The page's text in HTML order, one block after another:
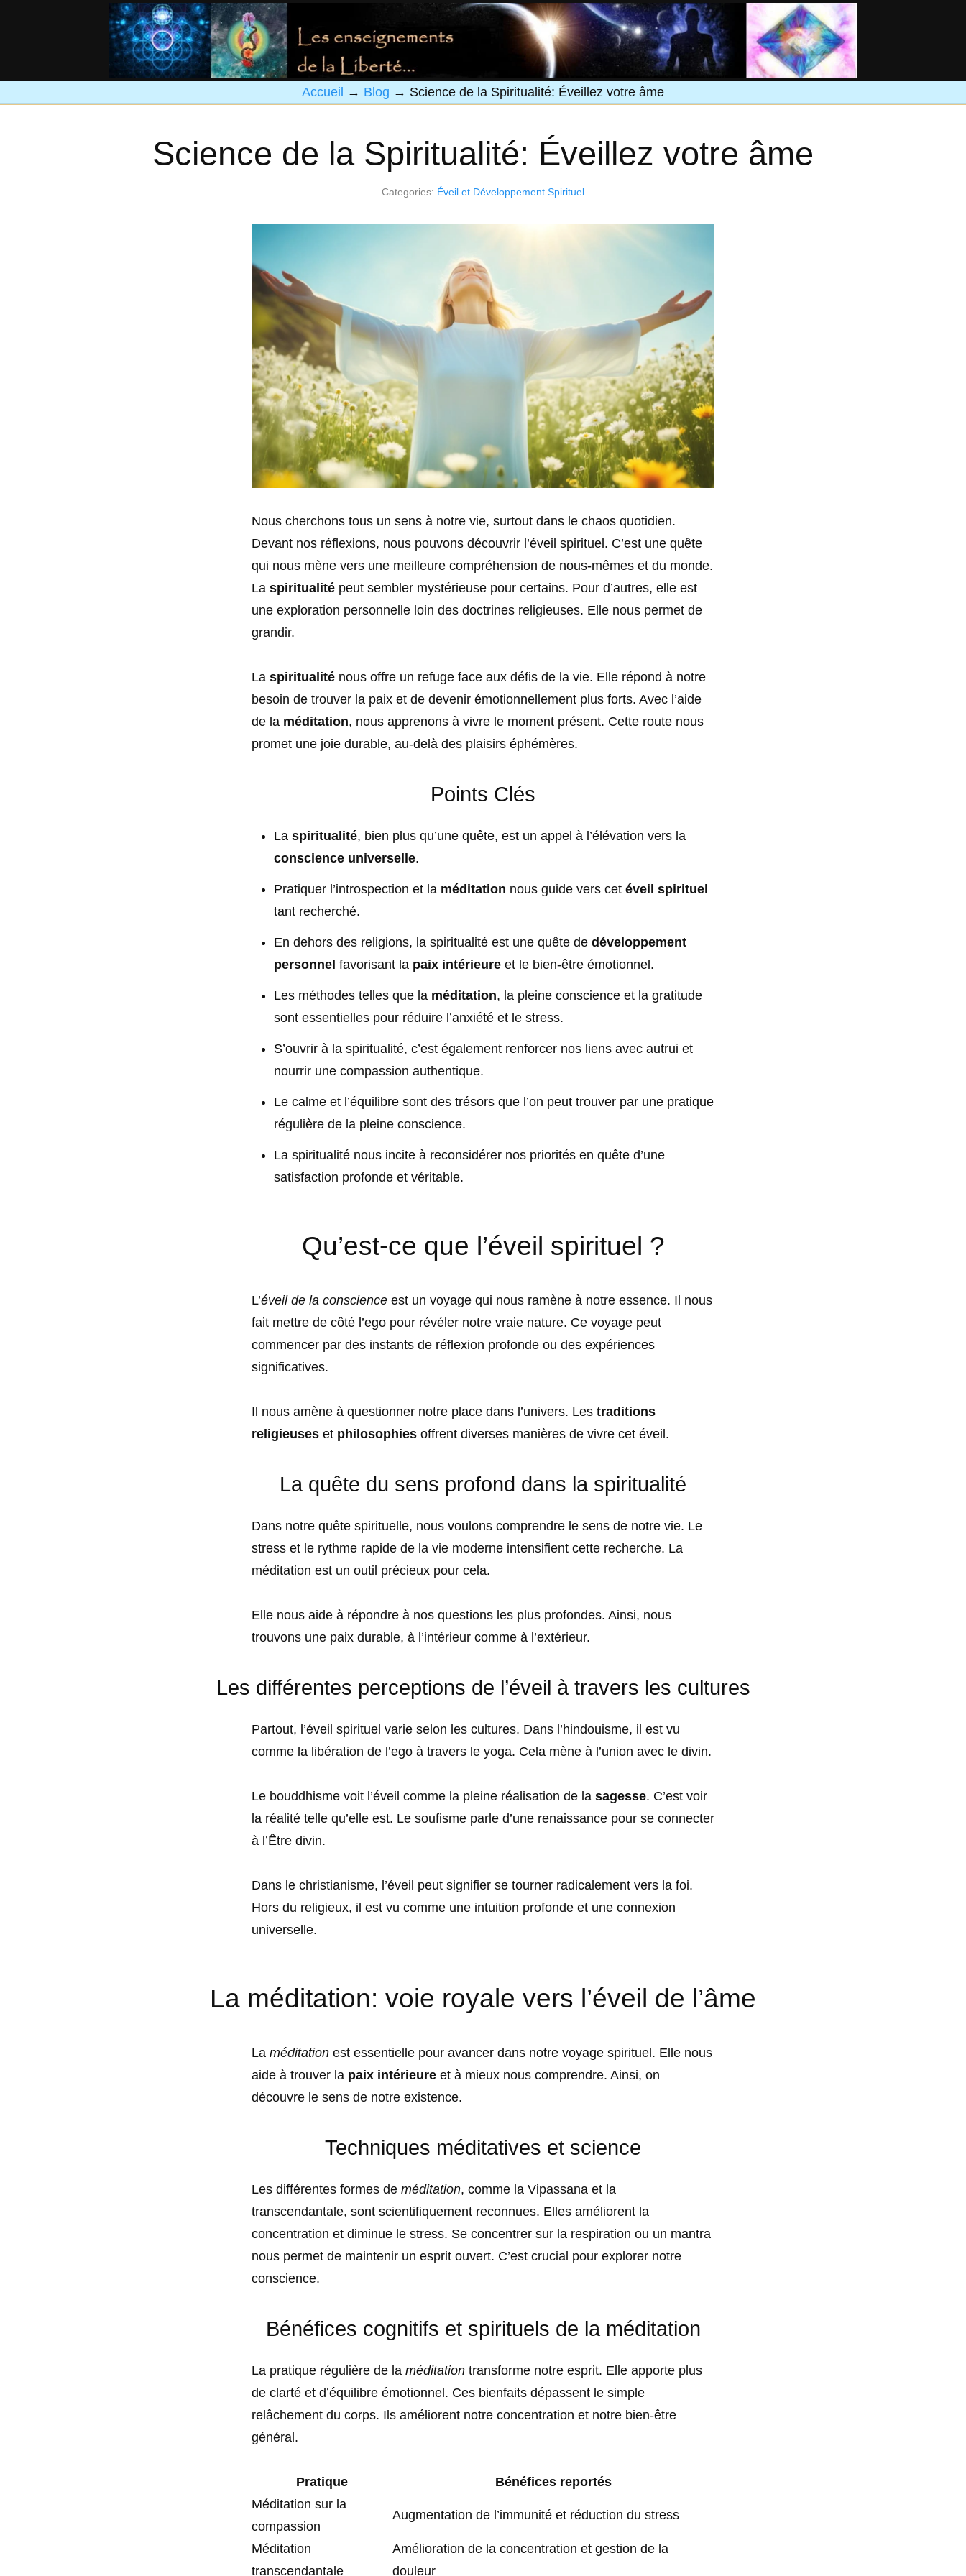
Accueil → Blog → Science de la Spiritualité: Éveillez votre âme
Science de la Spiritualité: Éveillez votre âme
Categories: Éveil et Développement Spirituel
Nous cherchons tous un sens à notre vie, surtout dans le chaos quotidien.
Devant nos réflexions, nous pouvons découvrir l’éveil spirituel. C’est une quête
qui nous mène vers une meilleure compréhension de nous-mêmes et du monde.
La spiritualité peut sembler mystérieuse pour certains. Pour d’autres, elle est
une exploration personnelle loin des doctrines religieuses. Elle nous permet de
grandir.
La spiritualité nous offre un refuge face aux défis de la vie. Elle répond à notre
besoin de trouver la paix et de devenir émotionnellement plus forts. Avec l’aide
de la méditation, nous apprenons à vivre le moment présent. Cette route nous
promet une joie durable, au-delà des plaisirs éphémères.
Points Clés
La spiritualité, bien plus qu’une quête, est un appel à l’élévation vers la
conscience universelle.
Pratiquer l’introspection et la méditation nous guide vers cet éveil spirituel
tant recherché.
En dehors des religions, la spiritualité est une quête de développement
personnel favorisant la paix intérieure et le bien-être émotionnel.
Les méthodes telles que la méditation, la pleine conscience et la gratitude
sont essentielles pour réduire l’anxiété et le stress.
S’ouvrir à la spiritualité, c’est également renforcer nos liens avec autrui et
nourrir une compassion authentique.
Le calme et l’équilibre sont des trésors que l’on peut trouver par une pratique
régulière de la pleine conscience.
La spiritualité nous incite à reconsidérer nos priorités en quête d’une
satisfaction profonde et véritable.
Qu’est-ce que l’éveil spirituel ?
L’éveil de la conscience est un voyage qui nous ramène à notre essence. Il nous
fait mettre de côté l’ego pour révéler notre vraie nature. Ce voyage peut
commencer par des instants de réflexion profonde ou des expériences
significatives.
Il nous amène à questionner notre place dans l’univers. Les traditions
religieuses et philosophies offrent diverses manières de vivre cet éveil.
La quête du sens profond dans la spiritualité
Dans notre quête spirituelle, nous voulons comprendre le sens de notre vie. Le
stress et le rythme rapide de la vie moderne intensifient cette recherche. La
méditation est un outil précieux pour cela.
Elle nous aide à répondre à nos questions les plus profondes. Ainsi, nous
trouvons une paix durable, à l’intérieur comme à l’extérieur.
Les différentes perceptions de l’éveil à travers les cultures
Partout, l’éveil spirituel varie selon les cultures. Dans l’hindouisme, il est vu
comme la libération de l’ego à travers le yoga. Cela mène à l’union avec le divin.
Le bouddhisme voit l’éveil comme la pleine réalisation de la sagesse. C’est voir
la réalité telle qu’elle est. Le soufisme parle d’une renaissance pour se connecter
à l’Être divin.
Dans le christianisme, l’éveil peut signifier se tourner radicalement vers la foi.
Hors du religieux, il est vu comme une intuition profonde et une connexion
universelle.
La méditation: voie royale vers l’éveil de l’âme
La méditation est essentielle pour avancer dans notre voyage spirituel. Elle nous
aide à trouver la paix intérieure et à mieux nous comprendre. Ainsi, on
découvre le sens de notre existence.
Techniques méditatives et science
Les différentes formes de méditation, comme la Vipassana et la
transcendantale, sont scientifiquement reconnues. Elles améliorent la
concentration et diminue le stress. Se concentrer sur la respiration ou un mantra
nous permet de maintenir un esprit ouvert. C’est crucial pour explorer notre
conscience.
Bénéfices cognitifs et spirituels de la méditation
La pratique régulière de la méditation transforme notre esprit. Elle apporte plus
de clarté et d’équilibre émotionnel. Ces bienfaits dépassent le simple
relâchement du corps. Ils améliorent notre concentration et notre bien-être
général.
Pratique
Bénéfices reportés
Méditation sur la
compassion
Augmentation de l’immunité et réduction du stress
Méditation
transcendantale
Amélioration de la concentration et gestion de la
douleur